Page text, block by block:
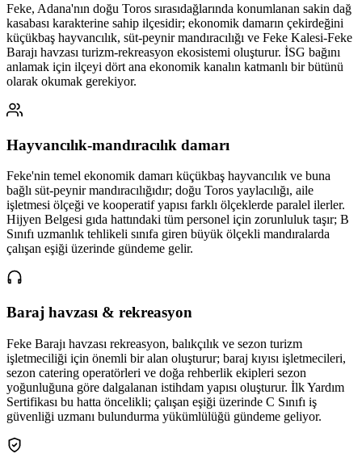
Feke, Adana'nın doğu Toros sırasıdağlarında konumlanan sakin dağ
kasabası karakterine sahip ilçesidir; ekonomik damarın çekirdeğini
küçükbaş hayvancılık, süt-peynir mandıracılığı ve Feke Kalesi-Feke
Barajı havzası turizm-rekreasyon ekosistemi oluşturur. İSG bağını
anlamak için ilçeyi dört ana ekonomik kanalın katmanlı bir bütünü
olarak okumak gerekiyor.
Hayvancılık-mandıracılık damarı
Feke'nin temel ekonomik damarı küçükbaş hayvancılık ve buna
bağlı süt-peynir mandıracılığıdır; doğu Toros yaylacılığı, aile
işletmesi ölçeği ve kooperatif yapısı farklı ölçeklerde paralel ilerler.
Hijyen Belgesi gıda hattındaki tüm personel için zorunluluk taşır; B
Sınıfı uzmanlık tehlikeli sınıfa giren büyük ölçekli mandıralarda
çalışan eşiği üzerinde gündeme gelir.
Baraj havzası & rekreasyon
Feke Barajı havzası rekreasyon, balıkçılık ve sezon turizm
işletmeciliği için önemli bir alan oluşturur; baraj kıyısı işletmecileri,
sezon catering operatörleri ve doğa rehberlik ekipleri sezon
yoğunluğuna göre dalgalanan istihdam yapısı oluşturur. İlk Yardım
Sertifikası bu hatta öncelikli; çalışan eşiği üzerinde C Sınıfı iş
güvenliği uzmanı bulundurma yükümlülüğü gündeme geliyor.